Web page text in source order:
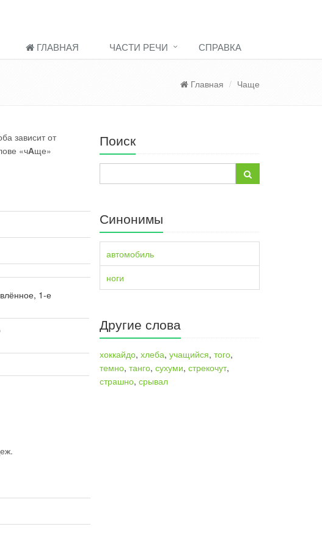
ГЛАВНАЯ ЧАСТИ РЕЧИ СПРАВКА
Главная Чаще
зависит от
«чАще»
1-е
Поиск
Синонимы
автомобиль
ноги
Другие слова
хоккайдо, хлеба, учащийся, того,
темно, танго, сухуми, стрекочут,
страшно, срывал